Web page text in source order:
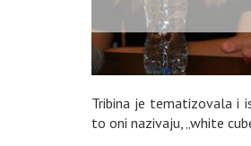
Tribina je tematizovala i
to oni nazivaju, „white